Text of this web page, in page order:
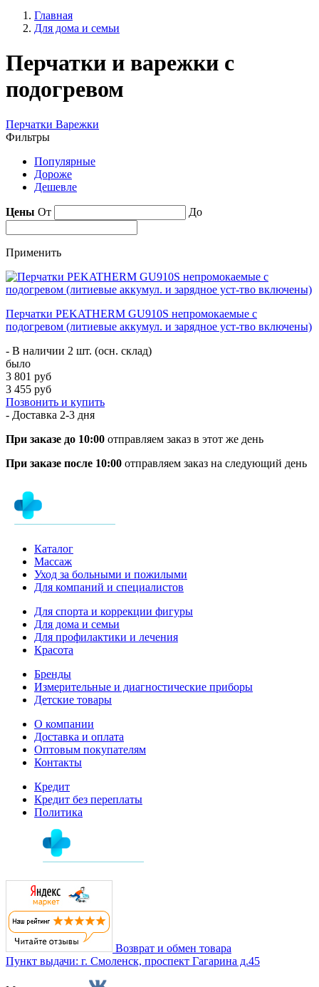
Главная
Для дома и семьи
Перчатки и варежки с
подогревом
Перчатки Варежки
Фильтры
Популярные
Дороже
Дешевле
Цены От До
Применить
Перчатки PEKATHERM GU910S непромокаемые с
подогревом (литиевые аккумул. и зарядное уст-тво включены)
- В наличии 2 шт. (осн. склад)
было
3 801 руб
3 455 руб
Позвонить и купить
- Доставка 2-3 дня
При заказе до 10:00 отправляем заказ в этот же день
При заказе после 10:00 отправляем заказ на следующий день
Каталог
Массаж
Уход за больными и пожилыми
Для компаний и специалистов
Для спорта и коррекции фигуры
Для дома и семьи
Для профилактики и лечения
Красота
Бренды
Измерительные и диагностические приборы
Детские товары
О компании
Доставка и оплата
Оптовым покупателям
Контакты
Кредит
Кредит без переплаты
Политика
Возврат и обмен товара
Пункт выдачи: г. Смоленск, проспект Гагарина д.45